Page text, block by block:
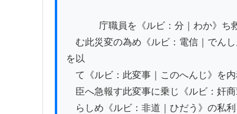
む此災変の為め《ルビ：電信｜でん
を以
て《ルビ：此変事｜このへんじ》を
臣へ急報す此変事に乗じ《ルビ：奸
らしめ《ルビ：非道｜ひだう》の私